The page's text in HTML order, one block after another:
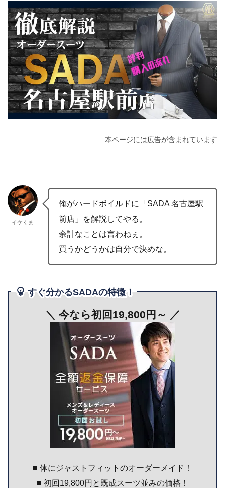
本ページには広告が含まれています
イケくま
俺がハードボイルドに「SADA 名古屋駅
前店」を解説してやる。
余計なことは言わねぇ。
買うかどうかは自分で決めな。
すぐ分かるSADAの特徴！
＼ 今なら初回19,800円～ ／
■ 体にジャストフィットのオーダーメイド！
■ 初回19,800円と既成スーツ並みの価格！